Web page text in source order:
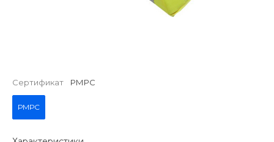
Сертификат РМРС
РМРС